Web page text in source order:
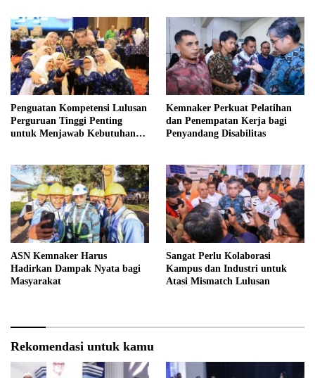
Penguatan Kompetensi Lulusan
Perguruan Tinggi Penting
untuk Menjawab Kebutuhan
Kemnaker Perkuat Pelatihan
dan Penempatan Kerja bagi
Penyandang Disabilitas
ASN Kemnaker Harus
Hadirkan Dampak Nyata bagi
Masyarakat
Sangat Perlu Kolaborasi
Kampus dan Industri untuk
Atasi Mismatch Lulusan
Rekomendasi untuk kamu